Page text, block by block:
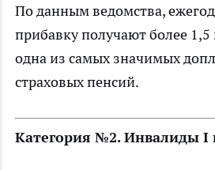
По данным ведомства,
прибавку получают более
одна из самых значимых
страховых пенсий.
Категория №2. Инвалиды I